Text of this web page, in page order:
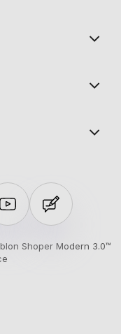
Shoper Modern 3.0™